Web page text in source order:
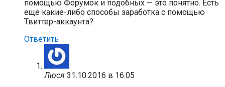
помощью Форумок и подобных — это понятно. Есть
еще какие-либо способы заработка с помощью
Твиттер-аккаунта?
Ответить
Люся 31.10.2016 в 16:05